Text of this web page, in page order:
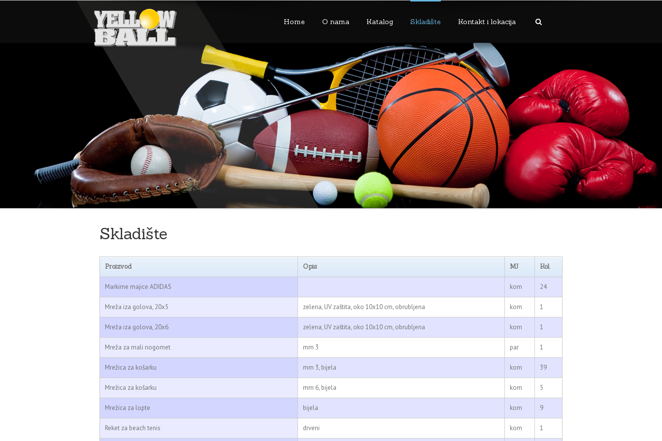
Home O nama Katalog Skladište Kontakt i lokacija
Skladište
Proizvod Opis MJ Kol.
Markirne majice ADIDAS kom 24
Mreža iza golova, 20x5 zelena, UV zaštita, oko 10x10 cm, obrubljena kom 1
Mreža iza golova, 20x6 zelena, UV zaštita, oko 10x10 cm, obrubljena kom 1
Mreža za mali nogomet mm 3 par 1
Mrežica za košarku mm 3, bijela kom 39
Mrežica za košarku mm 6, bijela kom 5
Mrežica za lopte bijela kom 9
Reket za beach tenis drveni kom 1